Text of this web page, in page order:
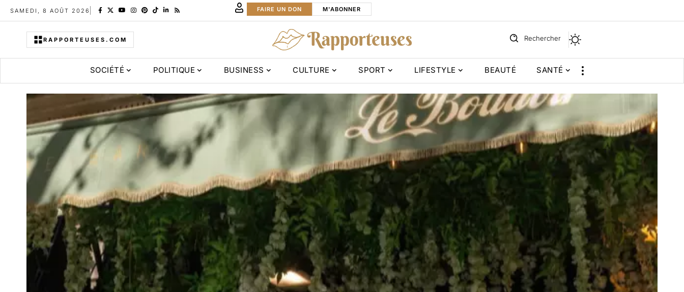
SAMEDI, 8 AOÛT 2026 FAIRE UN DON M'ABONNER
RAPPORTEUSES.COM Rechercher
SOCIÉTÉ POLITIQUE BUSINESS CULTURE SPORT LIFESTYLE BEAUTÉ SANTÉ